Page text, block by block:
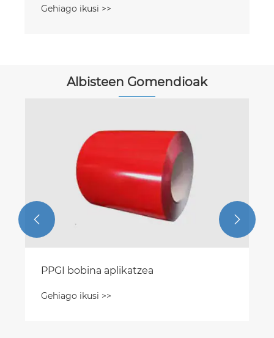
Gehiago ikusi >>
Albisteen Gomendioak
PPGI bobina aplikatzea
Gehiago ikusi >>
 